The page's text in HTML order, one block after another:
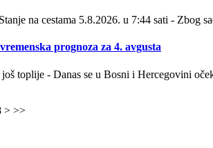
na cestama 5.8.2026. u 7:44 sati - Zbog
prognoza za 4. avgusta
toplije - Danas se u Bosni i Hercegovini
> >>